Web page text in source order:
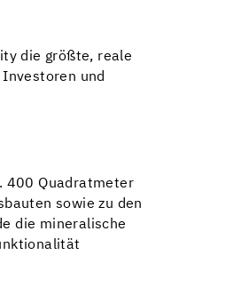
die größte, reale
und
400 Quadratmeter
sowie zu den
die mineralische